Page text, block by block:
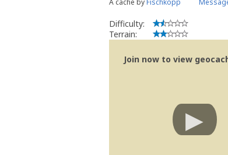
A cache byFischkopp
Difficulty:
Terrain:
Join now to view